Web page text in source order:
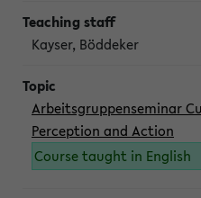
Kayser, Böddeker
Arbeitsgruppenseminar
Perception and Action
Course taught in English